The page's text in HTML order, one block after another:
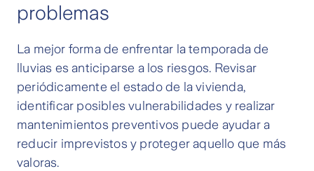
problemas
La mejor forma de enfrentar la temporada de
lluvias es anticiparse a los riesgos. Revisar
periódicamente el estado de la vivienda,
identificar posibles vulnerabilidades y realizar
mantenimientos preventivos puede ayudar a
reducir imprevistos y proteger aquello que más
valoras.